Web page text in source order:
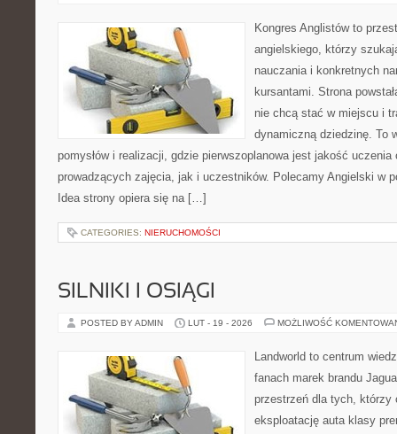
Kongres Anglistów to
angielskiego, którzy
nauczania i konkretnych
kursantami. Strona
nie chcą stać w miejscu i
dynamiczną dziedzinę. To
pomysłów i realizacji, gdzie pierwszoplanowa jest jakość
prowadzących zajęcia, jak i uczestników. Polecamy Angielski w
Idea strony opiera się na […]
CATEGORIES: NIERUCHOMOŚCI
SILNIKI I OSIĄGI
POSTED BY ADMIN LUT - 19 - 2026 MOŻLIWOŚĆ
Landworld to centrum
fanach marek brandu
przestrzeń dla tych, którzy
eksploatację auta klasy